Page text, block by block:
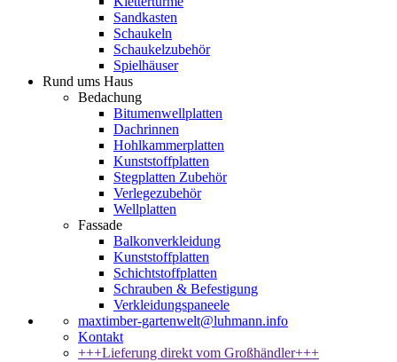
Sandkasten
Schaukeln
Schaukelzubehör
Spielhäuser
Rund ums Haus
Bedachung
Bitumenwellplatten
Dachrinnen
Hohlkammerplatten
Kunststoffplatten
Stegplatten Zubehör
Verlegezubehör
Wellplatten
Fassade
Balkonverkleidung
Kunststoffplatten
Schichtstoffplatten
Schrauben & Befestigung
Verkleidungspaneele
maxtimber-gartenwelt@luhmann.info
Kontakt
+++Lieferung direkt vom Großhändler+++